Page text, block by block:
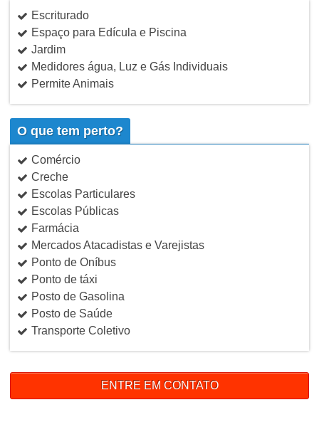
Escriturado
Espaço para Edícula e Piscina
Jardim
Medidores água, Luz e Gás Individuais
Permite Animais
O que tem perto?
Comércio
Creche
Escolas Particulares
Escolas Públicas
Farmácia
Mercados Atacadistas e Varejistas
Ponto de Oníbus
Ponto de táxi
Posto de Gasolina
Posto de Saúde
Transporte Coletivo
ENTRE EM CONTATO